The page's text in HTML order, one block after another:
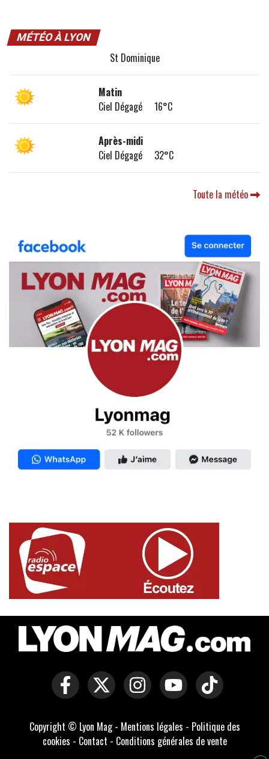
MÉTÉO À LYON
St Dominique
Matin
Ciel Dégagé 16°C
Après-midi
Ciel Dégagé 32°C
Toute la météo
Copyright © Lyon Mag - Mentions légales - Politique des
cookies - Contact - Conditions générales de vente